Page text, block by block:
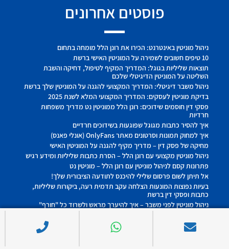
פוסטים אחרונים
ניהול מוניטין באינטרנט: הכירו את רונן הלל מומחה בתחום
10 טיפים חשובים לשמירה על המוניטין האישי ברשת
תוצאות שליליות בגוגל: המדריך המקיף לטיפול, דחיקה והשבת
השליטה על המוניטין הדיגיטלי שלכם
ניהול משבר דיגיטלי: המדריך המקצועי להגנה על המוניטין שלך ברשת
בדיקת מוניטין לעסקים: המדריך המקצועי המלא לשנת 2025
פסקי דין חוסמים שידוכים: רונן הלל ממוניטין נט מדריך משפחות
חרדיות
איך להסיר כתבות מגוגל שפוגעות בשידוכים חרדיים
איך למחוק תמונות וסרטונים מאתר OnlyFans (אונלי פאנס)
מחיקה של פסק דין – מדריך מקיף להגנה על המוניטין האישי
ניהול מוניטין מקצועי עם רונן הלל – הסרת כתבות שליליות ומידע רגיש
פתרונות קסם לניהול מוניטין עם רונן הלל – מוניטין נט
אל תיתן לשום פרסום שלילי להיכנס לתודעה הציבורית שלך!
בעיות נפוצות המונעות הצלחה עקב תדמית רעה, ביקורות שליליות,
כתבות ופסקי דין ברשת
ניהול מוניטין לפני משבר – איך להיערך מראש ולשרוד כל "חורף"
ניהול מוניטין? כך ננקה לך את התוצאות השליליות
ניהול מוניטין ברשת – איך זה מחובר ל־5 התחומים הכי חשובים בחיים |